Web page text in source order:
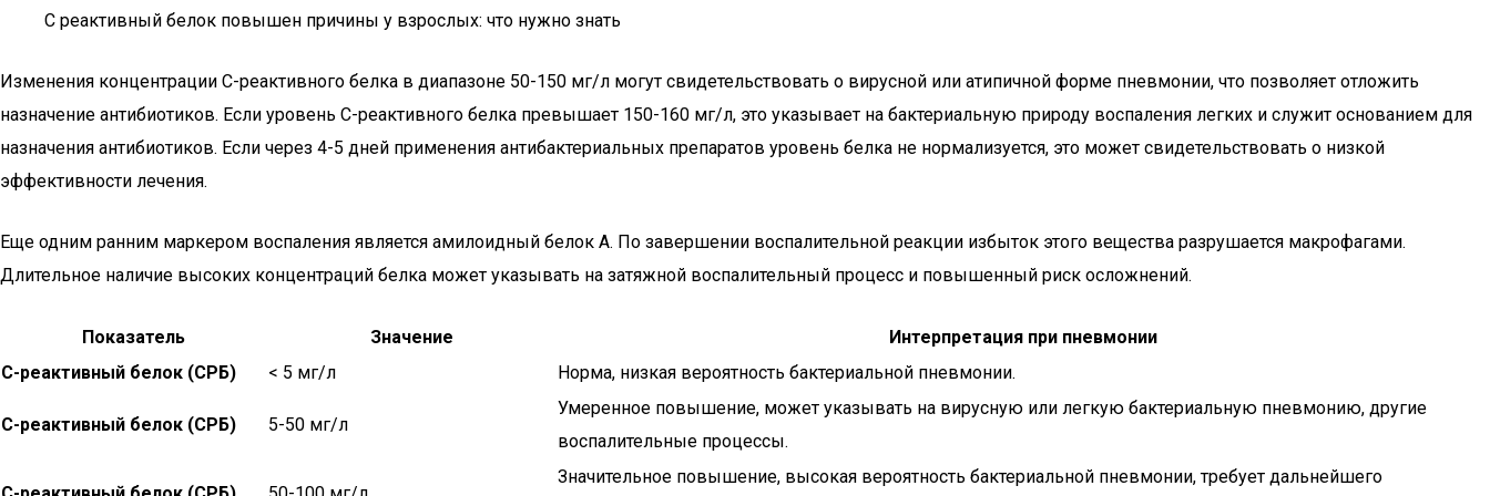
C реактивный белок повышен причины у взрослых: что нужно знать
Изменения концентрации С-реактивного белка в диапазоне 50-150 мг/л могут свидетельствовать о вирусной или атипичной форме пневмонии, что позволяет отложить
назначение антибиотиков. Если уровень С-реактивного белка превышает 150-160 мг/л, это указывает на бактериальную природу воспаления легких и служит основанием для
назначения антибиотиков. Если через 4-5 дней применения антибактериальных препаратов уровень белка не нормализуется, это может свидетельствовать о низкой
эффективности лечения.
Еще одним ранним маркером воспаления является амилоидный белок А. По завершении воспалительной реакции избыток этого вещества разрушается макрофагами.
Длительное наличие высоких концентраций белка может указывать на затяжной воспалительный процесс и повышенный риск осложнений.
Показатель Значение
Интерпретация при пневмонии
С-реактивный белок (СРБ)
< 5 мг/л Норма, низкая вероятность бактериальной пневмонии.
С-реактивный белок (СРБ) 5-50 мг/л
Умеренное повышение, может указывать на вирусную или легкую бактериальную пневмонию, другие
воспалительные процессы.
Значительное повышение, высокая вероятность бактериальной пневмонии, требует дальнейшего